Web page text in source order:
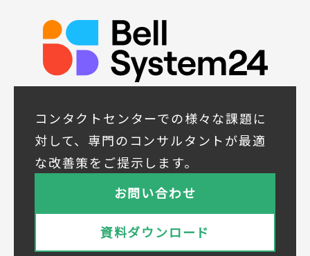
◆取得する個人データの項目
所属組織名（会社名・団体名等）、氏名、部
署、役職、業種、ご住所、電話番号、E-Mail
アドレス
当社は下記会社との間で、お客様の個人情報
を次のとおり共同して利用いたします。
① 共同利用する者の範囲
株式会社ベルシステム24ホールディングス
プライバシーポリシーはこちらをご覧ください
株式会社ベルシステム24
株式会社ベルシステム24のプライバシーポリ
シーはこちらをご覧ください
コンタクトセンターでの様々な課題に
対して、専門のコンサルタントが最適
な改善策をご提示します。
お問い合わせ
資料ダウンロード